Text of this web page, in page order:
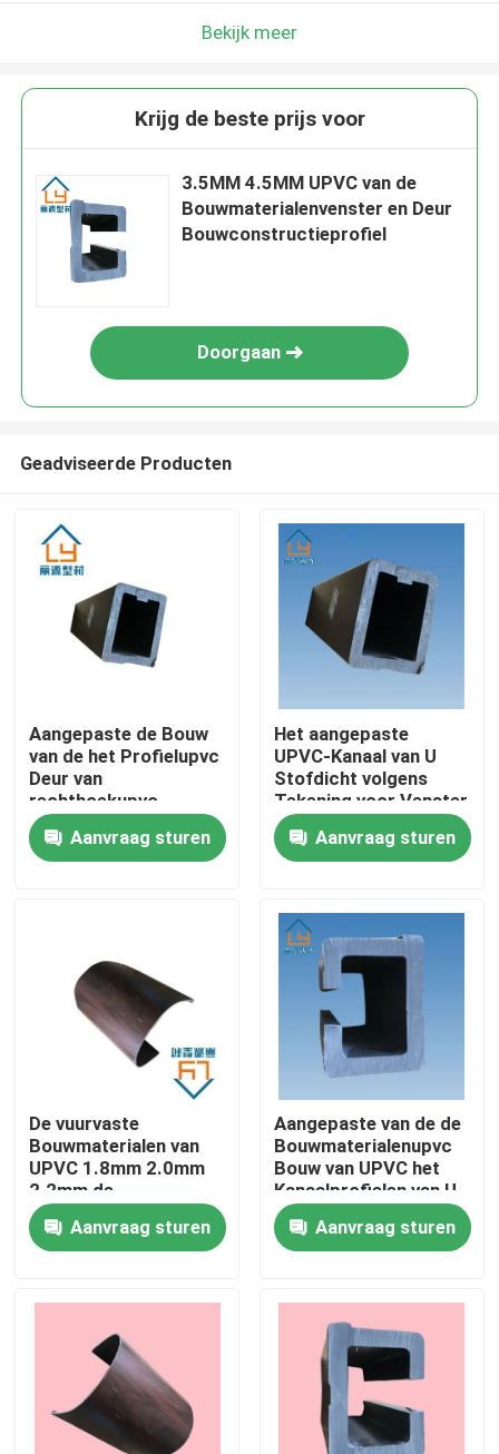
Huis
Ongeveer ons
Kwaliteitscontrole
Contacteer ons
Verzoek om een Citaat
UPVC-Deurprofielen
UPVC-Vensterprofielen
Bekijk meer
Krijg de beste prijs voor
3.5MM 4.5MM UPVC van de
Bouwmaterialenvenster en Deur
Bouwconstructieprofiel
Doorgaan
Geadviseerde Producten
Aangepaste de Bouw
van de het Profielupvc
Deur van
rechthoekupvc
Bouwmaterialen
Aanvraag sturen
Het aangepaste
UPVC-Kanaal van U
Stofdicht volgens
Tekening voor Venster
en Deur
Aanvraag sturen
De vuurvaste
Bouwmaterialen van
UPVC 1.8mm 2.0mm
2.2mm de
Boogprofielen van pvc
Aanvraag sturen
Aangepaste van de de
Bouwmaterialenupvc
Bouw van UPVC het
Kanaalprofielen van U
Aanvraag sturen